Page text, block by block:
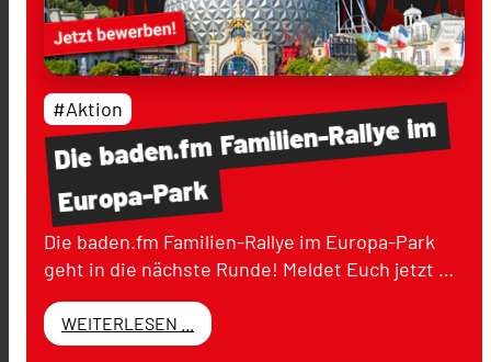
Diebaden.fmFamilien-Rallyeim
Europa-Park
#Aktion
Die baden.fm Familien-Rallye im Europa-Park
geht in die nächste Runde! Meldet Euch jetzt …
WEITERLESEN ...